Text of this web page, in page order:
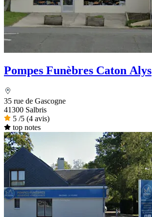
Pompes Funèbres Caton Alys
35 rue de Gascogne
41300 Salbris
5 /5 (4 avis)
top notes